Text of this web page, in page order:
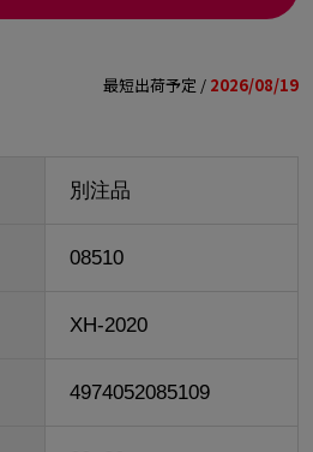
最短出荷予定 / 2026/08/19
別注品
08510
XH-2020
4974052085109